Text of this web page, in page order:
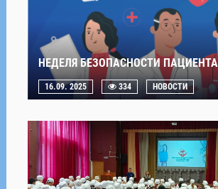
НЕДЕЛЯ БЕЗОПАСНОСТИ ПАЦИЕНТА
16.09. 2025 334 НОВОСТИ